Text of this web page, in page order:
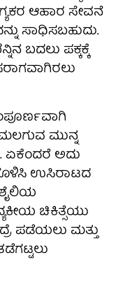
ಆಹಾರ ಸೇವನೆ
ಸಾಧಿಸಬಹುದು.
ಬದಲು ಪಕ್ಕಕ್ಕೆ
ಮುನ್ನ
ಏಕೆಂದರೆ ಅದು
ಉಸಿರಾಟದ
ಚಿಕಿತ್ಸೆಯು
ಪಡೆಯಲು ಮತ್ತು